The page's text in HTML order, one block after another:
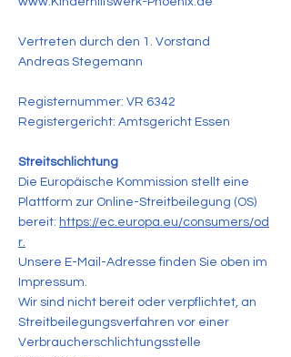
Vertreten durch den 1. Vorstand
Andreas Stegemann
Registernummer: VR 6342
Registergericht: Amtsgericht Essen
Streitschlichtung
Die Europäische Kommission stellt eine
Plattform zur Online-Streitbeilegung (OS)
bereit: https://ec.europa.eu/consumers/od
r.
Unsere E-Mail-Adresse finden Sie oben im
Impressum.
Wir sind nicht bereit oder verpflichtet, an
Streitbeilegungsverfahren vor einer
Verbraucherschlichtungsstelle